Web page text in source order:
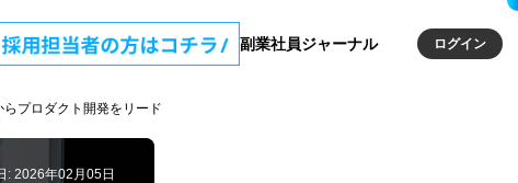
副業社員ジャーナル ログイン
プロダクト開発をリード
: 2026年02月05日